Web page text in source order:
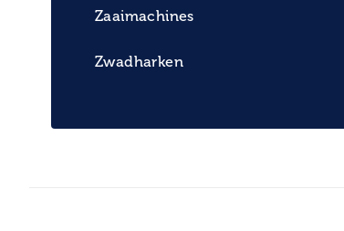
Zaaimachines
Zwadharken